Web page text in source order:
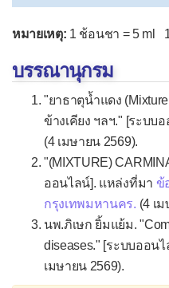
Montelukast
Procaterol
Salbutamol
Theophylline
▫ ยาแก้วิงเวียน
Betahistine
Cinnarizine
Flunarizine
▫ยาแก้ท้องอืด จุ
หมายเหตุ: 1 ช้อนชา = 5 ml
บรรณานุกรม
"ยาธาตุน้ำแดง
ข้างเคียง ฯลฯ." [ระบบ
(4 เมษายน 2569).
"(MIXTURE)
ออนไลน์]. แหล่งที่มา ข้
กรุงเทพมหานคร. (4 เ
นพ.ภิเษก ยิ้มแย้ม.
diseases." [ระบบออน
เมษายน 2569).